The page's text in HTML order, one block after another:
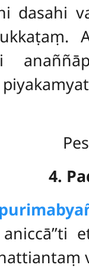
dasahi
4.